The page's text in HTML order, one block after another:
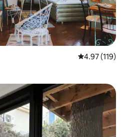
평점 4.97점(5
4.97 (119)